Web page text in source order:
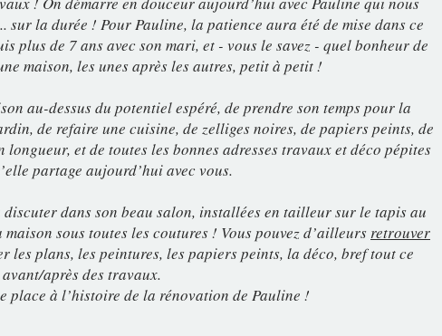
la durée ! Pour Pauline, la patience aura été de mise dans ce
plus de 7 ans avec son mari, et - vous le savez - quel bonheur de
maison, les unes après les autres, petit à petit !
au-dessus du potentiel espéré, de prendre son temps pour la
de refaire une cuisine, de zelliges noires, de papiers peints, de
longueur, et de toutes les bonnes adresses travaux et déco pépites
partage aujourd’hui avec vous.
discuter dans son beau salon, installées en tailleur sur le tapis au
sous toutes les coutures ! Vous pouvez d’ailleursretrouver
les plans, les peintures, les papiers peints, la déco, bref tout ce
après des travaux.
place à l’histoire de la rénovation de Pauline !